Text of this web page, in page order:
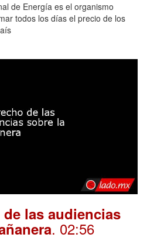
de Energía es el organismo
todos los días el precio de los
las audiencias
. 02:56